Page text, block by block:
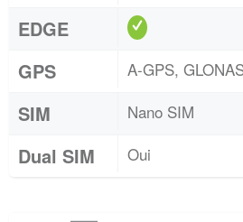
EDGE
GPS
A-GPS,
SIM Nano SIM
Dual SIM Oui